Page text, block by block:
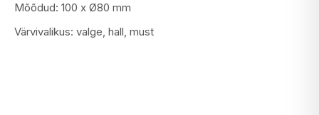
Mõõdud: 100 x Ø80 mm
Värvivalikus: valge, hall, must